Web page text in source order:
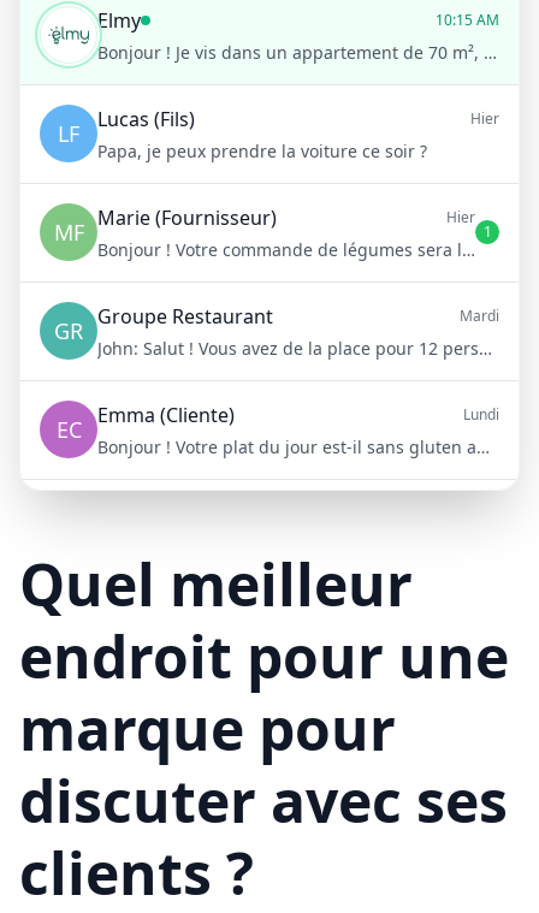
Quel meilleur
endroit pour une
marque pour
discuter avec ses
clients ?
Elmy 10:15 AM
Bonjour ! Je vis dans un appartement de 70 m², c'est un T3 dans un immeuble des années 80.
LF Lucas (Fils) Hier
Papa, je peux prendre la voiture ce soir ?
MF Marie (Fournisseur) Hier
Bonjour ! Votre commande de légumes sera livrée demain matin à 8h
1
GR Groupe Restaurant Mardi
John: Salut ! Vous avez de la place pour 12 personnes samedi soir ?
EC Emma (Cliente) Lundi
Bonjour ! Votre plat du jour est-il sans gluten aujourd'hui ?